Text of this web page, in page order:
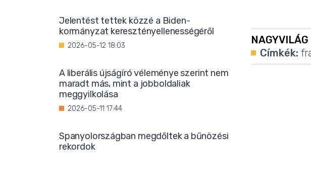
NAGYVILÁG
Címkék:
Jelentést tettek közzé a Biden-
kormányzat keresztényellenességéről
2026-05-12 18:03
A liberális újságíró véleménye szerint nem
maradt más, mint a jobboldaliak
meggyilkolása
2026-05-11 17:44
Spanyolországban megdőltek a bűnözési
rekordok